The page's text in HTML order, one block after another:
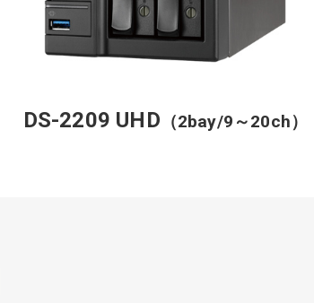
DS-2209 UHD （2bay/9～20ch）